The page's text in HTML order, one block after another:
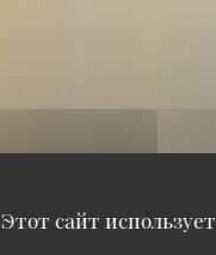
Этот сайт